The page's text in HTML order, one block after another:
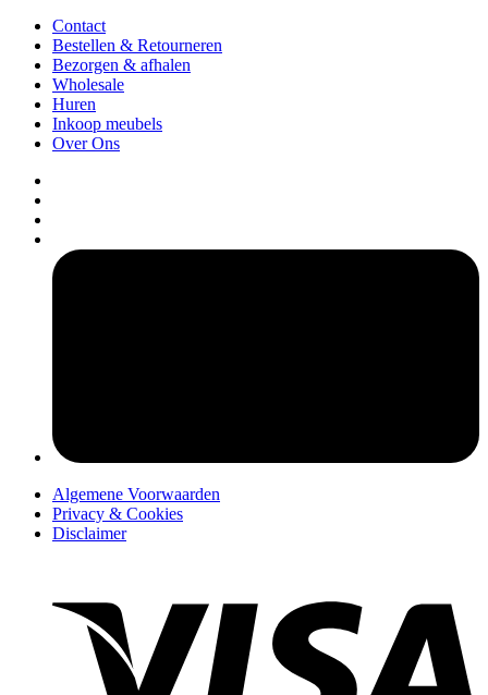
Contact
Bestellen & Retourneren
Bezorgen & afhalen
Wholesale
Huren
Inkoop meubels
Over Ons
Algemene Voorwaarden
Privacy & Cookies
Disclaimer